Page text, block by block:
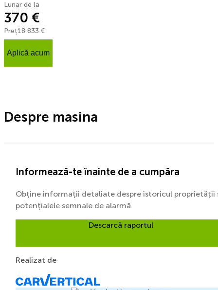
Lunar de la
370 €
Preț18 833 €
Aplică acum
Despre masina
Informează-te înainte de a cumpăra
Obține informații detaliate despre istoricul proprietății
potențialele semnale de alarmă
Descarcă raportul
Realizat de